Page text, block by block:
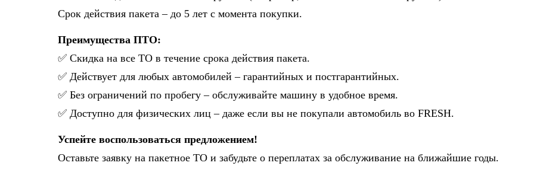
Срок действия пакета – до 5 лет с момента покупки.
Преимущества ПТО:
✅ Скидка на все ТО в течение срока действия пакета.
✅ Действует для любых автомобилей – гарантийных и постгарантийных.
✅ Без ограничений по пробегу – обслуживайте машину в удобное время.
✅ Доступно для физических лиц – даже если вы не покупали автомобиль во FRESH.
Успейте воспользоваться предложением!
Оставьте заявку на пакетное ТО и забудьте о переплатах за обслуживание на ближайшие годы.